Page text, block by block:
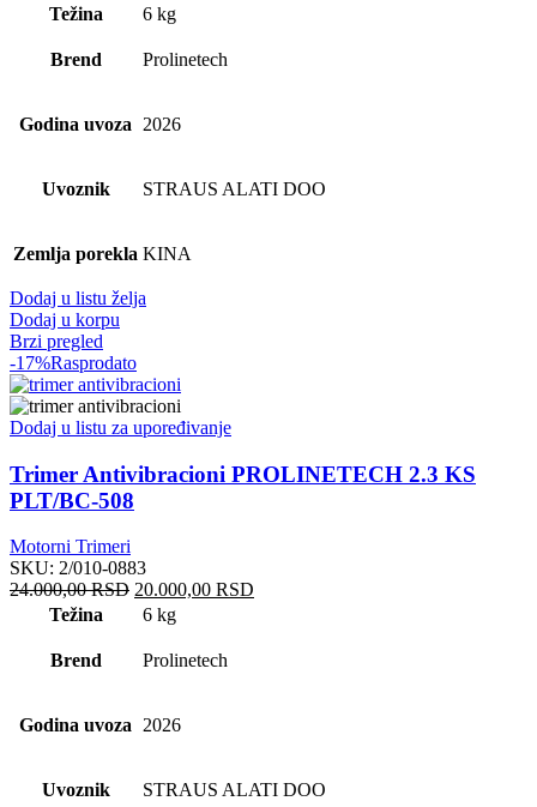
cena
bila:
Težina 6 kg
Brend Prolinetech
Godina uvoza 2026
Uvoznik STRAUS ALATI DOO
Zemlja porekla KINA
Dodaj u listu želja
Dodaj u korpu
Brzi pregled
-17%Rasprodato
Dodaj u listu za upoređivanje
Trimer Antivibracioni PROLINETECH 2.3 KS
PLT/BC-508
Motorni Trimeri
SKU: 2/010-0883
24.000,00RSD Originalna
cena
bila:
20.000,00 RSD
Težina 6 kg
Brend Prolinetech
Godina uvoza 2026
Uvoznik STRAUS ALATI DOO